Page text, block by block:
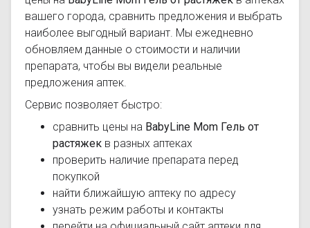
вашего города, сравнить предложения и выбрать
наиболее выгодный вариант. Мы ежедневно
обновляем данные о стоимости и наличии
препарата, чтобы вы видели реальные
предложения аптек.
Сервис позволяет быстро:
сравнить цены на BabyLine Mom Гель от
растяжек в разных аптеках
проверить наличие препарата перед
покупкой
найти ближайшую аптеку по адресу
узнать режим работы и контакты